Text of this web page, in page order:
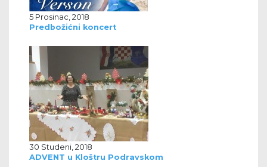
5 Prosinac, 2018
Predbožićni koncert
30 Studeni, 2018
ADVENT u Kloštru Podravskom